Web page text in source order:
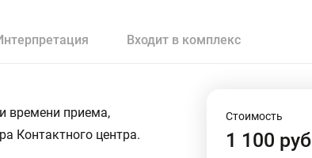
Входит в комплекс
времени приема,
Контактного центра.
Стоимость
1 100 руб